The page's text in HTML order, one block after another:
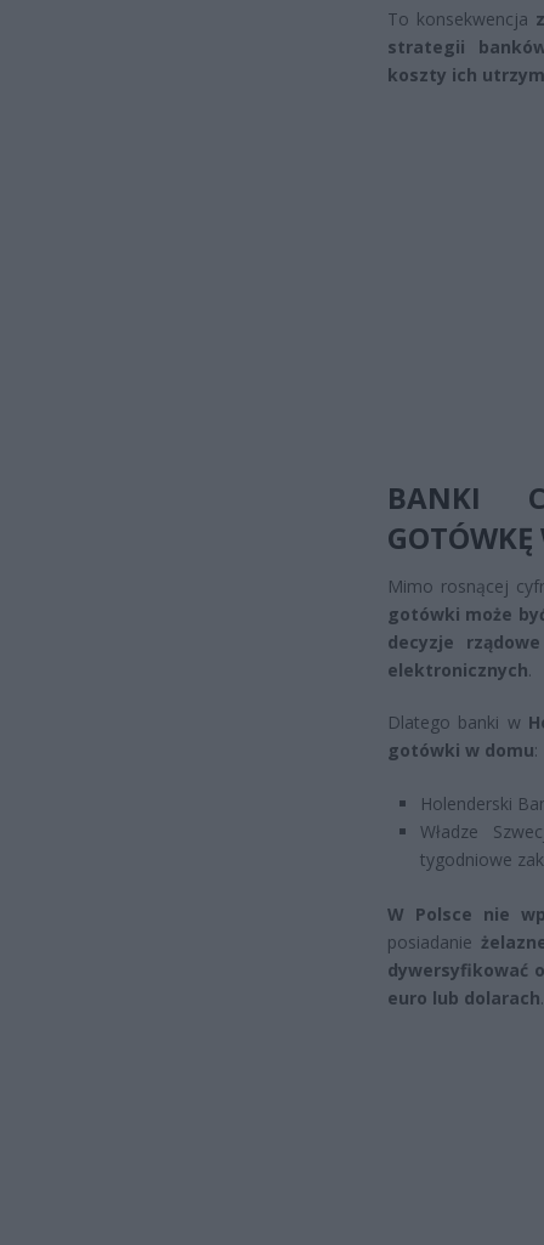
To konsekwencja
strategii
koszty ich
BANKI
Mimo rosnącej
gotówki może
decyzje
elektronicznych.
Dlatego banki w
gotówki w domu:
Holenderski
Władze
tygodniowe
W Polsce nie
posiadanie
dywersyfikować
euro lub dolarach.